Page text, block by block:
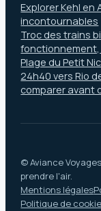
Explorer Kehl en
incontournables
Troc des trains
Plage du Petit
24h40 vers Rio
comparer avant
© Aviance
prendre l'air.
Mentions légales
Politique de